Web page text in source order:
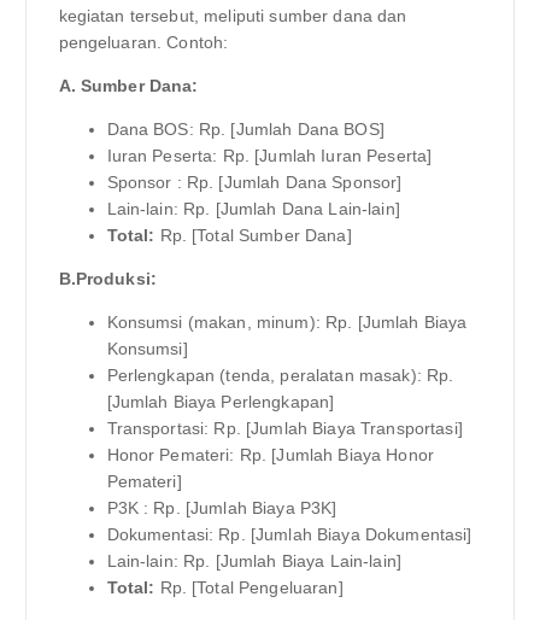
kegiatan tersebut, meliputi sumber dana dan
pengeluaran. Contoh:
A. Sumber Dana:
Dana BOS: Rp. [Jumlah Dana BOS]
Iuran Peserta: Rp. [Jumlah Iuran Peserta]
Sponsor : Rp. [Jumlah Dana Sponsor]
Lain-lain: Rp. [Jumlah Dana Lain-lain]
Total: Rp. [Total Sumber Dana]
B.Produksi:
Konsumsi (makan, minum): Rp. [Jumlah Biaya
Konsumsi]
Perlengkapan (tenda, peralatan masak): Rp.
[Jumlah Biaya Perlengkapan]
Transportasi: Rp. [Jumlah Biaya Transportasi]
Honor Pemateri: Rp. [Jumlah Biaya Honor
Pemateri]
P3K : Rp. [Jumlah Biaya P3K]
Dokumentasi: Rp. [Jumlah Biaya Dokumentasi]
Lain-lain: Rp. [Jumlah Biaya Lain-lain]
Total: Rp. [Total Pengeluaran]